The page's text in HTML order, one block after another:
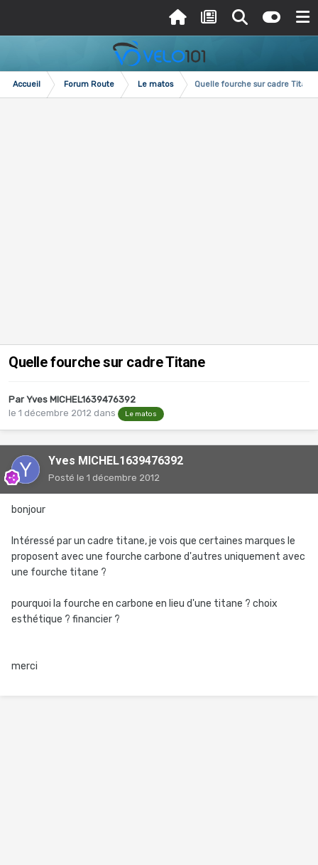
Accueil Forum Route Le matos Quelle fourche sur cadre Titane
Quelle fourche sur cadre Titane
Par Yves MICHEL1639476392
le 1 décembre 2012 dans Le matos
Yves MICHEL1639476392
Posté le 1 décembre 2012
bonjour
Intéressé par un cadre titane, je vois que certaines marques le
proposent avec une fourche carbone d'autres uniquement avec
une fourche titane ?
pourquoi la fourche en carbone en lieu d'une titane ? choix
esthétique ? financier ?
merci